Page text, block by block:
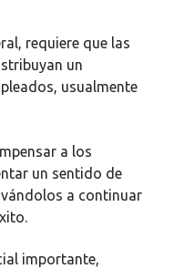
requiere que las
un
usualmente
a los
un sentido de
a continuar
importante,